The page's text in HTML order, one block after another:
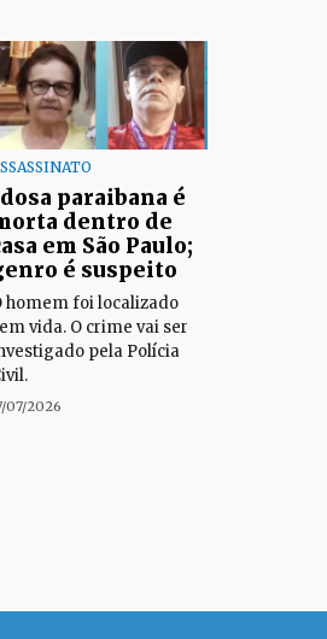
paraibana é
dentro de
em São Paulo;
é suspeito
homem foi localizado
vida. O crime vai ser
pela Polícia
07/2026